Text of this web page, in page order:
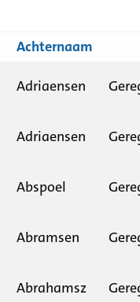
Achternaam
Adriaensen
Adriaensen
Abspoel
Abramsen
Abrahamsz